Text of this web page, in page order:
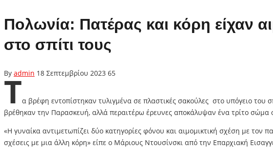
Πολωνία: Πατέρας και κόρη είχαν
στο σπίτι τους
By admin 18 Σεπτεμβρίου 2023 65
Τα βρέφη εντοπίστηκαν τυλιγμένα σε πλαστικές σακούλες στο υπόγειο
βρέθηκαν την Παρασκευή, αλλά περαιτέρω έρευνες αποκάλυψαν ένα τρίτο
«Η γυναίκα αντιμετωπίζει δύο κατηγορίες φόνου και αιμομικτική σχέση με τον
σχέσεις με μια άλλη κόρη» είπε ο Μάριους Ντουσίνσκι από την Επαρχιακή